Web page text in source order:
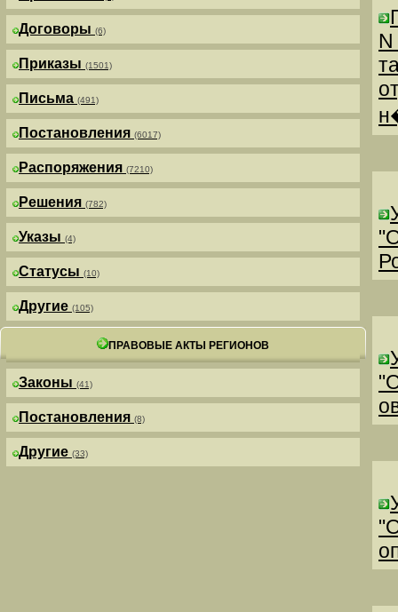
Договоры (6)
Приказы (1501)
Письма (491)
Постановления (6017)
Распоряжения (7210)
Решения (782)
Указы (4)
Статусы (10)
Другие (105)
ПРАВОВЫЕ АКТЫ РЕГИОНОВ
Законы (41)
Постановления (8)
Другие (33)